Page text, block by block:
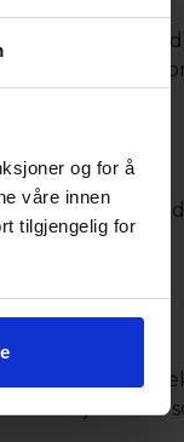
og for å
våre innen
tilgjengelig for
Det kan være at
du har behov
vil annonsen
Dersom
Hvis objektet er